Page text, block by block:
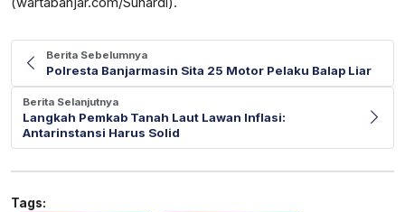
Berita Sebelumnya
Polresta Banjarmasin Sita 25 Motor Pelaku Balap Liar
Berita Selanjutnya
Langkah Pemkab Tanah Laut Lawan Inflasi:
Antarinstansi Harus Solid
Tags: